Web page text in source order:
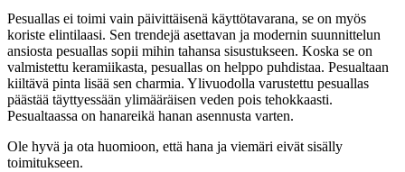
Pesuallas ei toimi vain päivittäisenä käyttötavarana, se on myös
koriste elintilaasi. Sen trendejä asettavan ja modernin suunnittelun
ansiosta pesuallas sopii mihin tahansa sisustukseen. Koska se on
valmistettu keramiikasta, pesuallas on helppo puhdistaa. Pesualtaan
kiiltävä pinta lisää sen charmia. Ylivuodolla varustettu pesuallas
päästää täyttyessään ylimääräisen veden pois tehokkaasti.
Pesualtaassa on hanareikä hanan asennusta varten.
Ole hyvä ja ota huomioon, että hana ja viemäri eivät sisälly
toimitukseen.